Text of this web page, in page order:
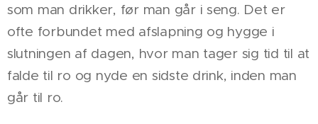
som man drikker, før man går i seng. Det er
ofte forbundet med afslapning og hygge i
slutningen af dagen, hvor man tager sig tid til at
falde til ro og nyde en sidste drink, inden man
går til ro.